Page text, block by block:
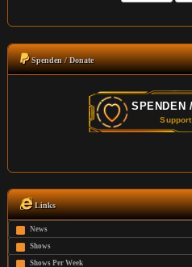
Spenden / Donate
Links
News
Shows
Shows Per Week